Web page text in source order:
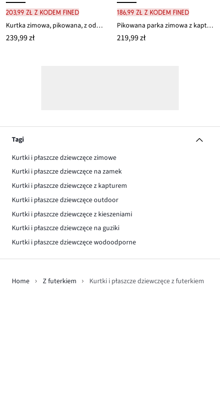
203,99 zł z kodem FINED
Kurtka zimowa, pikowana, z odpinanym kapturem
239,99 zł
186,99 zł z kodem FINED
Pikowana parka zimowa z kapturem ze sztucznym futerkiem
219,99 zł
Tagi
Kurtki i płaszcze dziewczęce zimowe
Kurtki i płaszcze dziewczęce na zamek
Kurtki i płaszcze dziewczęce z kapturem
Kurtki i płaszcze dziewczęce outdoor
Kurtki i płaszcze dziewczęce z kieszeniami
Kurtki i płaszcze dziewczęce na guziki
Kurtki i płaszcze dziewczęce wodoodporne
Home Z futerkiem Kurtki i płaszcze dziewczęce z futerkiem